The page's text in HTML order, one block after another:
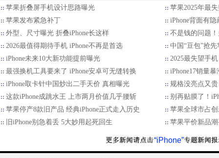
苹果折叠屏手机设计思路曝光
苹果2025年最
苹果发布紧急补丁
iPhone背面有
外型、尺寸曝光 折叠iPhone长这样
不是钱的问题
2026最值得期待手机 iPhone不再是首选
中国“豆包”抢
iPhone未来10大新功能提前曝光
2025最失望手
最强换机工具要来了 iPhone安卓可无缝转换
iPhone17销量
iPhone取卡针中国炒出二手天价 真相曝光
规格没亮点又
这款iPhone成跳水王 上市两月价值几乎腰斩
别再贴膜了！
苹果停产8款旧产品 经典iPhone正式走入历史
苹果全球市占
旧iPhone别急着丢 5大妙用起死回生
苹果平价新品
“iPhone”